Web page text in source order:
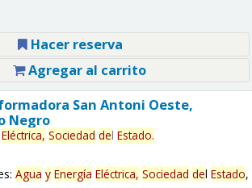
Hacer reserva
Agregar al carrito
San Antoni Oeste,
Negro
Eléctrica, Sociedad del Estado.
Agua y Energía Eléctrica, Sociedad del Estado,